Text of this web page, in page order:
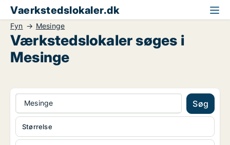
Vaerkstedslokaler.dk
Fyn Mesinge
Værkstedslokaler søges i
Mesinge
Mesinge Søg
Størrelse